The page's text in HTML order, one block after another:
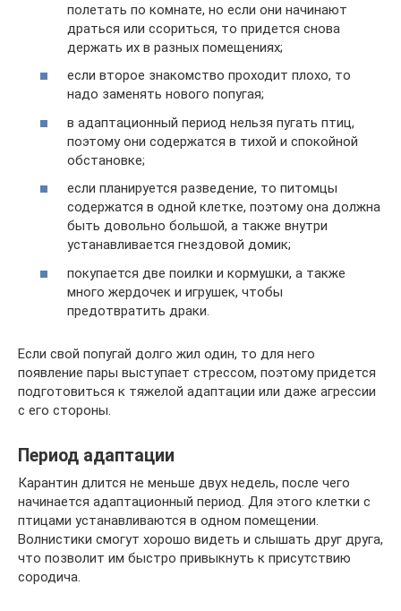
полетать по комнате, но если они начинают
драться или ссориться, то придется снова
держать их в разных помещениях;
если второе знакомство проходит плохо, то
надо заменять нового попугая;
в адаптационный период нельзя пугать птиц,
поэтому они содержатся в тихой и спокойной
обстановке;
если планируется разведение, то питомцы
содержатся в одной клетке, поэтому она должна
быть довольно большой, а также внутри
устанавливается гнездовой домик;
покупается две поилки и кормушки, а также
много жердочек и игрушек, чтобы
предотвратить драки.
Если свой попугай долго жил один, то для него
появление пары выступает стрессом, поэтому придется
подготовиться к тяжелой адаптации или даже агрессии
с его стороны.
Период адаптации
Карантин длится не меньше двух недель, после чего
начинается адаптационный период. Для этого клетки с
птицами устанавливаются в одном помещении.
Волнистики смогут хорошо видеть и слышать друг друга,
что позволит им быстро привыкнуть к присутствию
сородича.